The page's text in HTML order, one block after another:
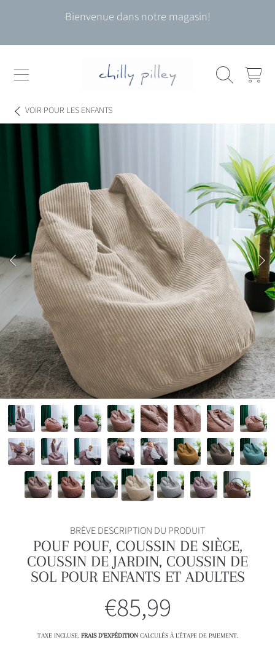
ALLER AU CONTENU
Bienvenue dans notre magasin!
CHARIOT
VOIR POUR LES ENFANTS
ALLER AUX INFORMATIONS DU PRODUIT
BRÈVE DESCRIPTION DU PRODUIT
POUF POUF, COUSSIN DE SIÈGE,
COUSSIN DE JARDIN, COUSSIN DE
SOL POUR ENFANTS ET ADULTES
Prix
habituel
€85,99
TAXE INCLUSE. FRAIS D'EXPÉDITIONCALCULÉS À L'ÉTAPE DE PAIEMENT.